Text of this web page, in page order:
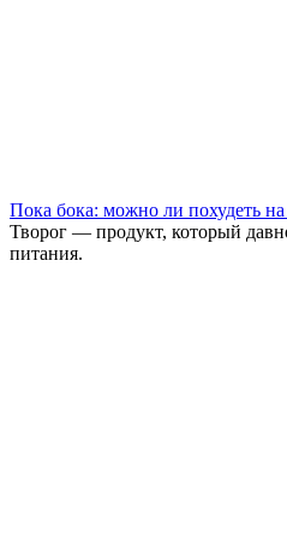
Пока бока: можно ли похудеть на
Творог — продукт, который
питания.